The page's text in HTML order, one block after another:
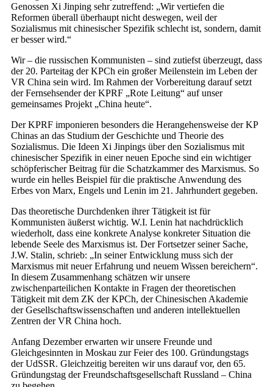
Genossen Xi Jinping sehr zutreffend: „Wir vertiefen die
Reformen überall überhaupt nicht deswegen, weil der
Sozialismus mit chinesischer Spezifik schlecht ist, sondern, damit
er besser wird.“
Wir – die russischen Kommunisten – sind zutiefst überzeugt, dass
der 20. Parteitag der KPCh ein großer Meilenstein im Leben der
VR China sein wird. Im Rahmen der Vorbereitung darauf setzt
der Fernsehsender der KPRF „Rote Leitung“ auf unser
gemeinsames Projekt „China heute“.
Der KPRF imponieren besonders die Herangehensweise der KP
Chinas an das Studium der Geschichte und Theorie des
Sozialismus. Die Ideen Xi Jinpings über den Sozialismus mit
chinesischer Spezifik in einer neuen Epoche sind ein wichtiger
schöpferischer Beitrag für die Schatzkammer des Marxismus. So
wurde ein helles Beispiel für die praktische Anwendung des
Erbes von Marx, Engels und Lenin im 21. Jahrhundert gegeben.
Das theoretische Durchdenken ihrer Tätigkeit ist für
Kommunisten äußerst wichtig. W.I. Lenin hat nachdrücklich
wiederholt, dass eine konkrete Analyse konkreter Situation die
lebende Seele des Marxismus ist. Der Fortsetzer seiner Sache,
J.W. Stalin, schrieb: „In seiner Entwicklung muss sich der
Marxismus mit neuer Erfahrung und neuem Wissen bereichern“.
In diesem Zusammenhang schätzen wir unsere
zwischenparteilichen Kontakte in Fragen der theoretischen
Tätigkeit mit dem ZK der KPCh, der Chinesischen Akademie
der Gesellschaftswissenschaften und anderen intellektuellen
Zentren der VR China hoch.
Anfang Dezember erwarten wir unsere Freunde und
Gleichgesinnten in Moskau zur Feier des 100. Gründungstags
der UdSSR. Gleichzeitig bereiten wir uns darauf vor, den 65.
Gründungstag der Freundschaftsgesellschaft Russland – China